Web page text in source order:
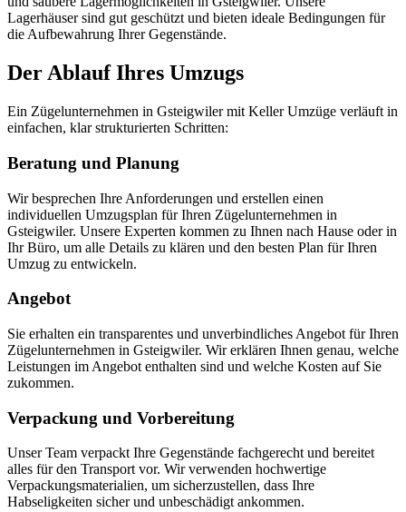
Lagerhäuser sind gut geschützt und bieten ideale Bedingungen für
die Aufbewahrung Ihrer Gegenstände.
Der Ablauf Ihres Umzugs
Ein Zügelunternehmen in Gsteigwiler mit Keller Umzüge verläuft in
einfachen, klar strukturierten Schritten:
Beratung und Planung
Wir besprechen Ihre Anforderungen und erstellen einen
individuellen Umzugsplan für Ihren Zügelunternehmen in
Gsteigwiler. Unsere Experten kommen zu Ihnen nach Hause oder in
Ihr Büro, um alle Details zu klären und den besten Plan für Ihren
Umzug zu entwickeln.
Angebot
Sie erhalten ein transparentes und unverbindliches Angebot für Ihren
Zügelunternehmen in Gsteigwiler. Wir erklären Ihnen genau, welche
Leistungen im Angebot enthalten sind und welche Kosten auf Sie
zukommen.
Verpackung und Vorbereitung
Unser Team verpackt Ihre Gegenstände fachgerecht und bereitet
alles für den Transport vor. Wir verwenden hochwertige
Verpackungsmaterialien, um sicherzustellen, dass Ihre
Habseligkeiten sicher und unbeschädigt ankommen.